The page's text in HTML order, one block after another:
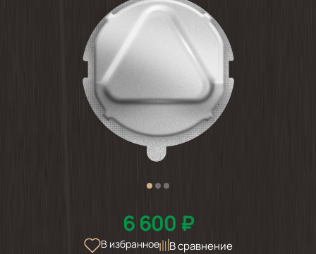
6 600 ₽
В избранное В сравнение